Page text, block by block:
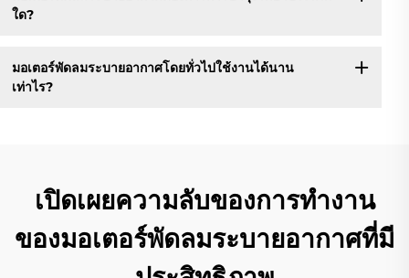
ใด?
มอเตอร์พัดลมระบายอากาศโดยทั่วไปใช้งานได้นาน
เท่าไร?
เปิดเผยความลับของการทำงาน
ของมอเตอร์พัดลมระบายอากาศที่มี